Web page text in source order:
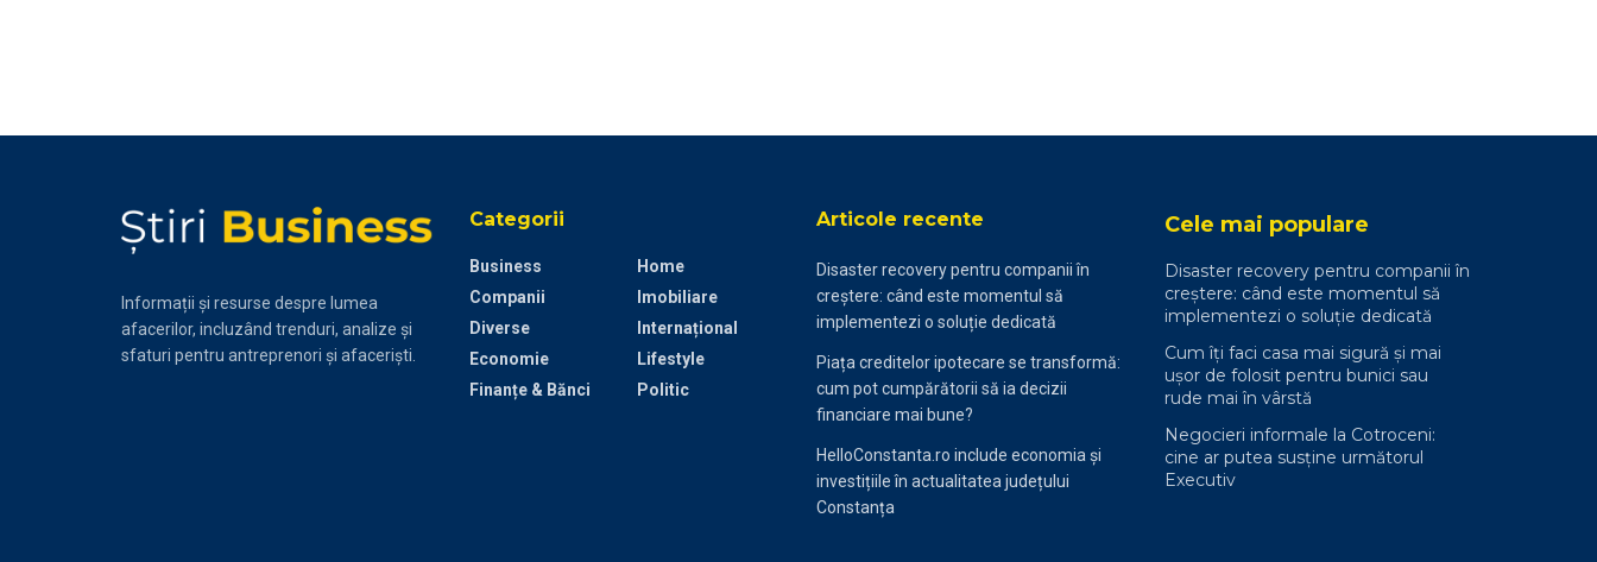
Informații și resurse despre lumea
afacerilor, incluzând trenduri, analize și
sfaturi pentru antreprenori și afaceriști.
Categorii
Business
Companii
Diverse
Economie
Finanțe & Bănci
Home
Imobiliare
Internațional
Lifestyle
Politic
Articole recente
Disaster recovery pentru companii în
creștere: când este momentul să
implementezi o soluție dedicată
Piața creditelor ipotecare se transformă:
cum pot cumpărătorii să ia decizii
financiare mai bune?
HelloConstanta.ro include economia și
investițiile în actualitatea județului
Constanța
Cele mai populare
Disaster recovery pentru companii în
creștere: când este momentul să
implementezi o soluție dedicată
Cum îți faci casa mai sigură și mai
ușor de folosit pentru bunici sau
rude mai în vârstă
Negocieri informale la Cotroceni:
cine ar putea susține următorul
Executiv